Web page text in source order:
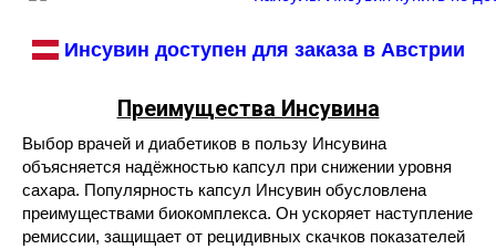
Инсувин доступен для заказа в Австрии
Преимущества Инсувина
Выбор врачей и диабетиков в пользу Инсувина
объясняется надёжностью капсул при снижении уровня
сахара. Популярность капсул Инсувин обусловлена
преимуществами биокомплекса. Он ускоряет наступление
ремиссии, защищает от рецидивных скачков показателей